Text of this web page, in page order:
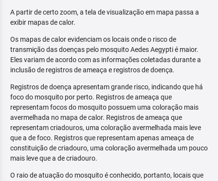
A partir de certo zoom, a tela de visualização em mapa passa a
exibir mapas de calor.
Os mapas de calor evidenciam os locais onde o risco de
transmição das doenças pelo mosquito Aedes Aegypti é maior.
Eles variam de acordo com as informações coletadas durante a
inclusão de registros de ameaça e registros de doença.
Registros de doença apresentam grande risco, indicando que há
foco do mosquito por perto. Registros de ameaça que
representam focos do mosquito possuem uma coloração mais
avermelhada no mapa de calor. Registros de ameaça que
representam criadouros, uma coloração avermelhada mais leve
que a de foco. Registros que representam apenas ameaça de
constituição de criadouro, uma coloração avermelhada um pouco
mais leve que a de criadouro.
O raio de atuação do mosquito é conhecido, portanto, locais que